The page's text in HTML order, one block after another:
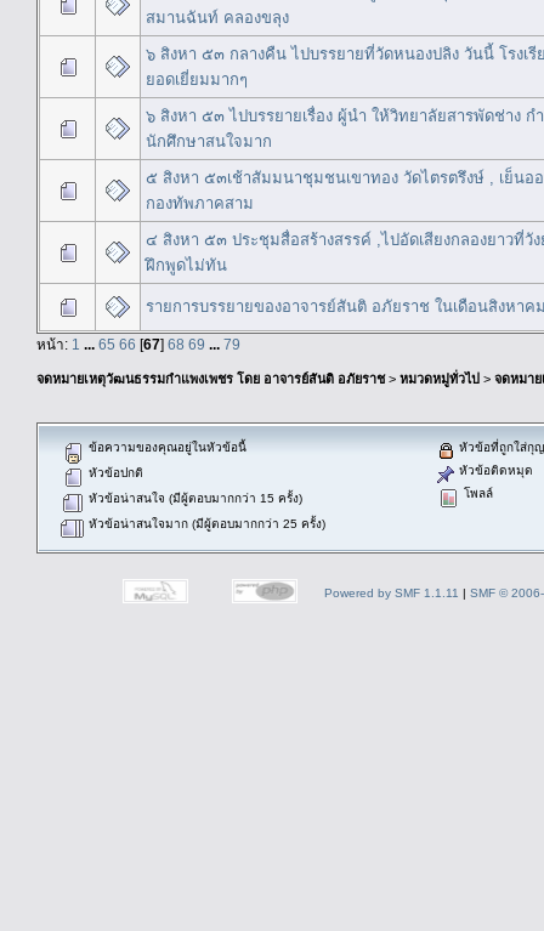
สมานฉันท์ คลองขลุง
๖ สิงหา ๕๓ กลางคืน ไปบรรยายที่วัดหนองปลิง วันนี้ โรงเรี
ยอดเยี่ยมมากๆ
๖ สิงหา ๕๓ ไปบรรยายเรื่อง ผู้นำ ให้วิทยาลัยสารพัดช่าง ก
นักศึกษาสนใจมาก
๕ สิงหา ๕๓เช้าสัมมนาชุมชนเขาทอง วัดไตรตรึงษ์ , เย็นอ
กองทัพภาคสาม
๔ สิงหา ๕๓ ประชุมสื่อสร้างสรรค์ ,ไปอัดเสียงกลองยาวที่วั
ฝึกพูดไม่ทัน
รายการบรรยายของอาจารย์สันติ อภัยราช ในเดือนสิงหา
หน้า: 1 ... 65 66 [67] 68 69 ... 79
จดหมายเหตุวัฒนธรรมกำแพงเพชร โดย อาจารย์สันติ อภัยราช> หมวดหมู่ทั่วไป > จดหมา
ข้อความของคุณอยู่ในหัวข้อนี้
หัวข้อปกติ
หัวข้อน่าสนใจ (มีผู้ตอบมากกว่า 15 ครั้ง)
หัวข้อน่าสนใจมาก (มีผู้ตอบมากกว่า 25 ครั้ง)
หัวข้อที่ถูกใส่กุ
หัวข้อติดหมุด
โพลล์
Powered by SMF 1.1.11 | SMF ©